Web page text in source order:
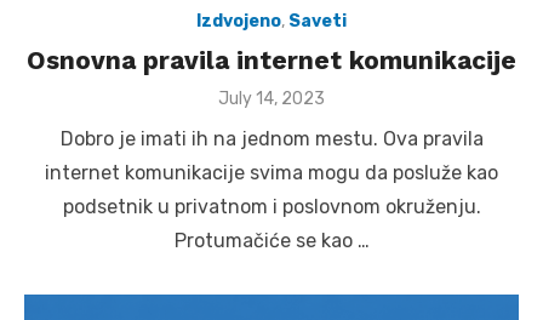
Izdvojeno, Saveti
Osnovna pravila internet komunikacije
Posted
July 14, 2023
Dobro je imati ih na jednom mestu. Ova pravila
internet komunikacije svima mogu da posluže kao
podsetnik u privatnom i poslovnom okruženju.
Protumačiće se kao …